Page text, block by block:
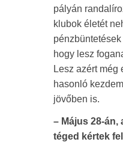
pályán
klubok életét
hogy lesz
Lesz azért még
hasonló
jövőben is.
– Május 28-án,
téged kértek